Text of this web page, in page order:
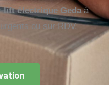
lift électrique Gedaà
ou sur RDV.